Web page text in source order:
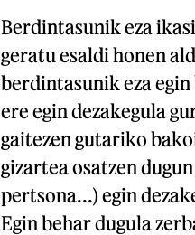
Berdintasunik eza
geratu esaldi honen
berdintasunik eza
ere egin dezakegula
gaitezen gutariko
gizartea osatzen
pertsona...) egin
Egin behar dugula